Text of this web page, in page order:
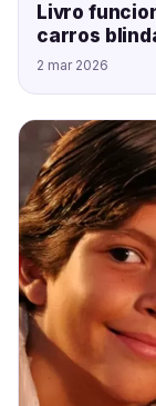
Livro
carros
2 mar 2026